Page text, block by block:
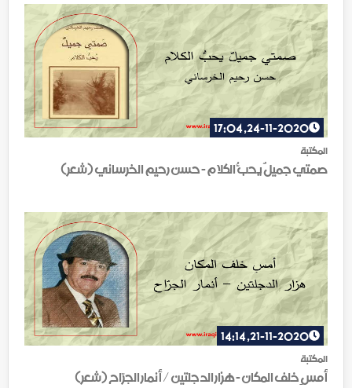
المكتبة
24-11-2020, 17:04
صمتي جميلٌ يحبُّ الكلام - حسن رحيم الخرساني (شعر)
المكتبة
21-11-2020, 14:14
أمسِ خلف المكان - هزار الدجلتين / أنمار الجرّاح (شعر)